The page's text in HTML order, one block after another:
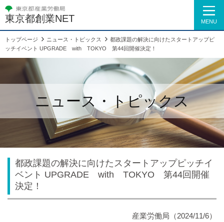
東京都創業NET MENU
トップページ ニュース・トピックス
都政課題の解決に向けたスタートアップピ
ッチイベント UPGRADE with TOKYO 第44回開催決定！
ニュース・トピックス
都政課題の解決に向けたスタートアップピッチイ
ベント UPGRADE with TOKYO 第44回開催
決定！
産業労働局（2024/11/6）